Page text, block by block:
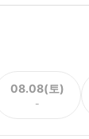
08.08(토)
-